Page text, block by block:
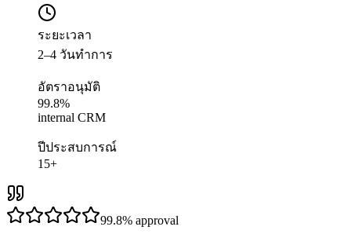
ระยะเวลา
2–4 วันทำการ
อัตราอนุมัติ
99.8%
internal CRM
ปีประสบการณ์
15+
99.8% approval